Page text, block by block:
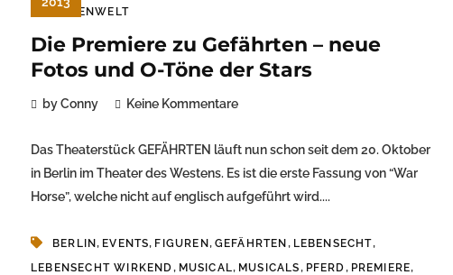
MEDIENWELT
Die Premiere zu Gefährten – neue
Fotos und O-Töne der Stars
by Conny Keine Kommentare
Das Theaterstück GEFÄHRTEN läuft nun schon seit dem 20. Oktober
in Berlin im Theater des Westens. Es ist die erste Fassung von “War
Horse”, welche nicht auf englisch aufgeführt wird....
BERLIN, EVENTS, FIGUREN, GEFÄHRTEN, LEBENSECHT,
LEBENSECHT WIRKEND, MUSICAL, MUSICALS, PFERD, PREMIERE,